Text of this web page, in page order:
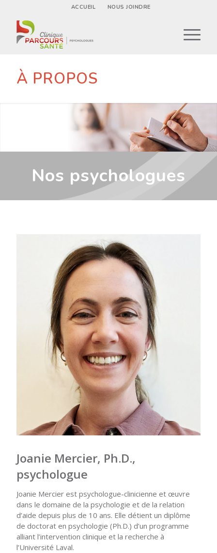
ACCUEIL NOUS JOINDRE
À PROPOS
Nos psychologues
Joanie Mercier, Ph.D.,
psychologue
Joanie Mercier est psychologue-clinicienne et œuvre
dans le domaine de la psychologie et de la relation
d’aide depuis plus de 10 ans. Elle détient un diplôme
de doctorat en psychologie (Ph.D.) d’un programme
alliant l’intervention clinique et la recherche à
l’Université Laval.